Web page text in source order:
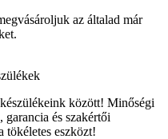
az általad már
között! Minőségi
és szakértői
tökéletes eszközt!